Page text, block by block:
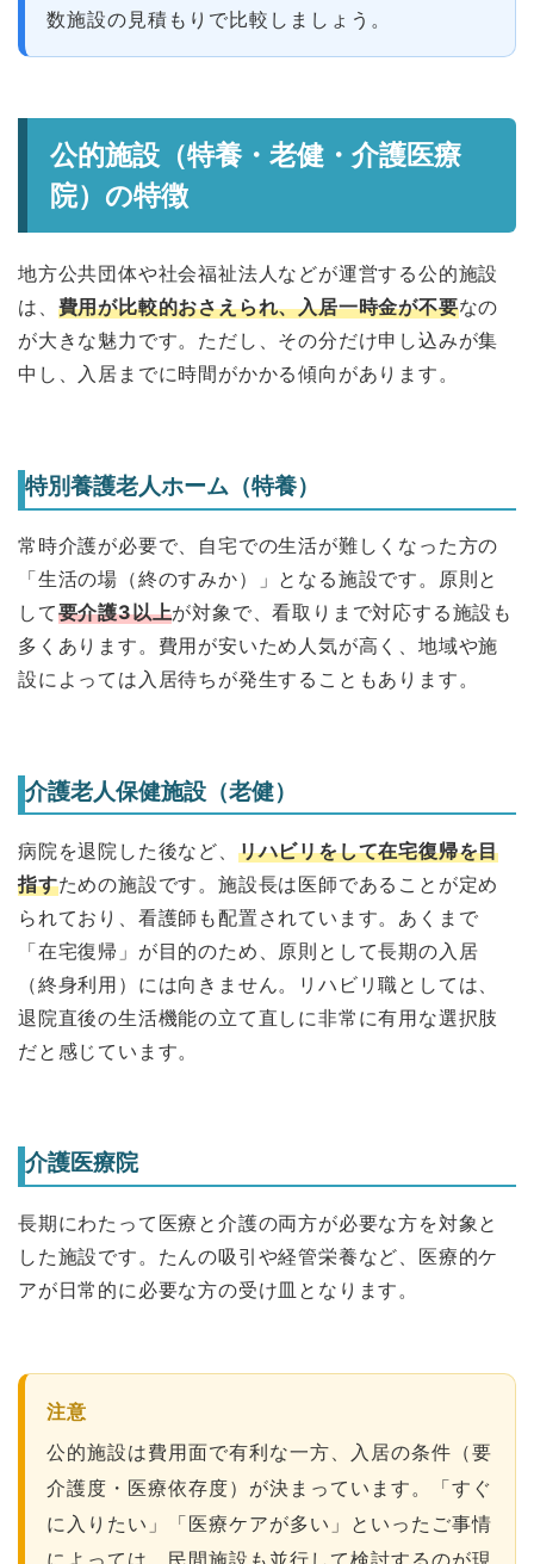
数施設の見積もりで比較しましょう。
公的施設（特養・老健・介護医療
院）の特徴
地方公共団体や社会福祉法人などが運営する公的施設
は、 費用が比較的おさえられ、入居一時金が不要なの
が大きな魅力です。ただし、その分だけ申し込みが集
中し、入居までに時間がかかる傾向があります。
特別養護老人ホーム（特養）
常時介護が必要で、自宅での生活が難しくなった方の
「生活の場（終のすみか）」となる施設です。原則と
して要介護3以上が対象で、看取りまで対応する施設も
多くあります。費用が安いため人気が高く、地域や施
設によっては入居待ちが発生することもあります。
介護老人保健施設（老健）
病院を退院した後など、 リハビリをして在宅復帰を目
指すための施設です。施設長は医師であることが定め
られており、看護師も配置されています。あくまで
「在宅復帰」が目的のため、原則として長期の入居
（終身利用）には向きません。リハビリ職としては、
退院直後の生活機能の立て直しに非常に有用な選択肢
だと感じています。
介護医療院
長期にわたって医療と介護の両方が必要な方を対象と
した施設です。たんの吸引や経管栄養など、医療的ケ
アが日常的に必要な方の受け皿となります。
注意
公的施設は費用面で有利な一方、入居の条件（要
介護度・医療依存度）が決まっています。「すぐ
に入りたい」「医療ケアが多い」といったご事情